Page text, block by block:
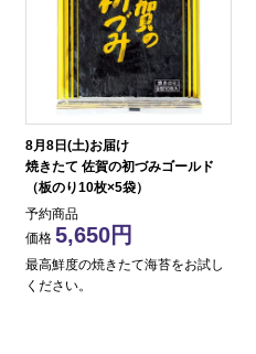
8月8日(土)お届け
焼きたて 佐賀の初づみゴールド
（板のり10枚×5袋）
予約商品
価格 5,650
最高鮮度の焼きたて海苔をお試し
ください。